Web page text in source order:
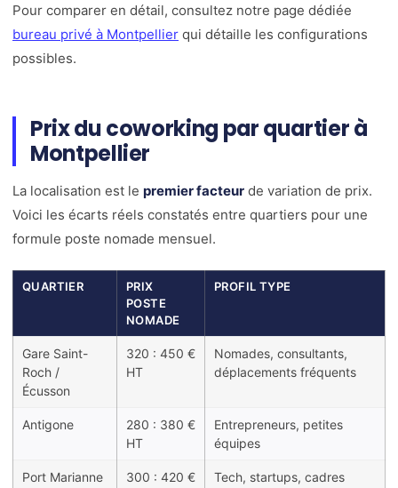
Pour comparer en détail, consultez notre page dédiée
bureau privé à Montpellier qui détaille les configurations
possibles.
Prix du coworking par quartier à
Montpellier
La localisation est le premier facteur de variation de prix.
Voici les écarts réels constatés entre quartiers pour une
formule poste nomade mensuel.
QUARTIER
PRIX
POSTE
NOMADE
PROFIL TYPE
Gare Saint-
Roch /
Écusson
320 : 450 €
HT
Nomades, consultants,
déplacements fréquents
Antigone
280 : 380 €
HT
Entrepreneurs, petites
équipes
Port Marianne
300 : 420 €
Tech, startups, cadres